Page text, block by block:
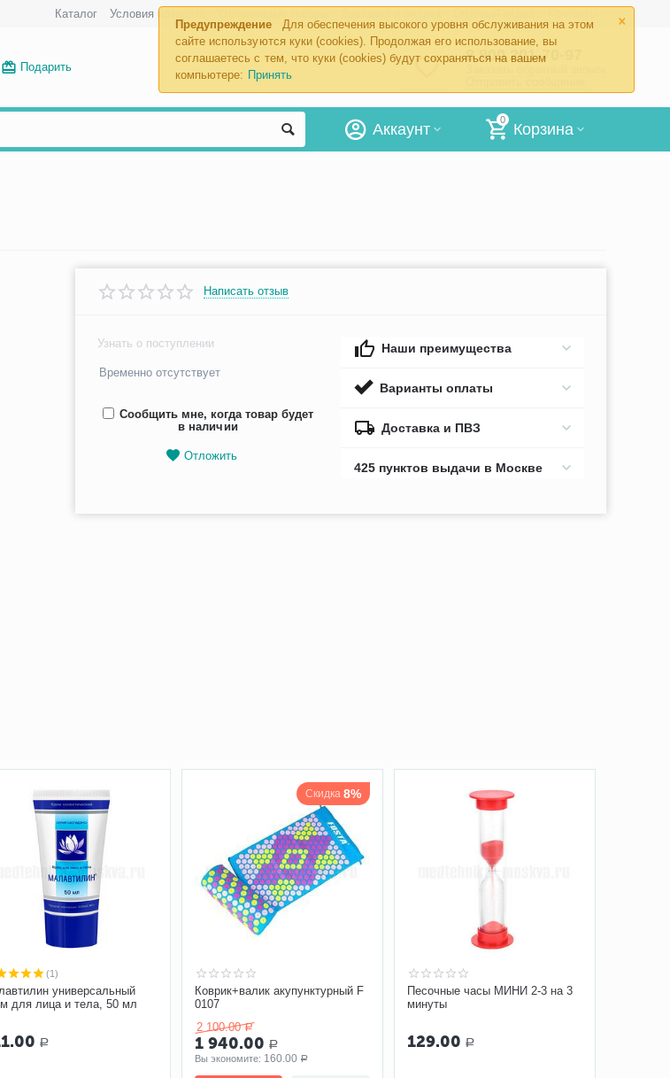
×
Предупреждение
Для обеспечения высокого уровня обслуживания на этом
сайте используются куки (cookies). Продолжая его использование, вы
соглашаетесь с тем, что куки (cookies) будут сохраняться на вашем
компьютере: Принять
Каталог Условия возврата
Подарить
8 800 201-70-97
0
Корзина
Аккаунт
Написать отзыв
Узнать о поступлении
Временно отсутствует
Сообщить мне, когда товар будет
в наличии
Отложить
Наши преимущества
Варианты оплаты
Доставка и ПВЗ
425 пунктов выдачи в Москве
(1)
универсальный
для лица и тела, 50 мл
Р
Скидка 8%
Коврик+валик акупунктурный F
0107
2 100.00 Р
1 940.00 Р
Вы экономите: 160.00 Р
Песочные часы МИНИ 2-3 на 3
минуты
129.00 Р